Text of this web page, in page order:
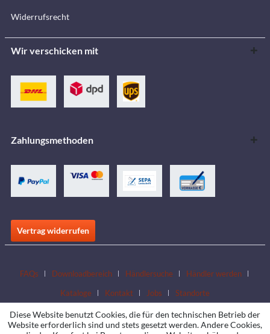
Widerrufsrecht
Wir verschicken mit
Zahlungsmethoden
Vertrag widerrufen
FAQs Downloadbereich Händlersuche
Händler werden
Kataloge
Kontakt Jobs Standorte
Diese Website benutzt Cookies, die für den technischen Betrieb der
Website erforderlich sind und stets gesetzt werden. Andere Cookies,